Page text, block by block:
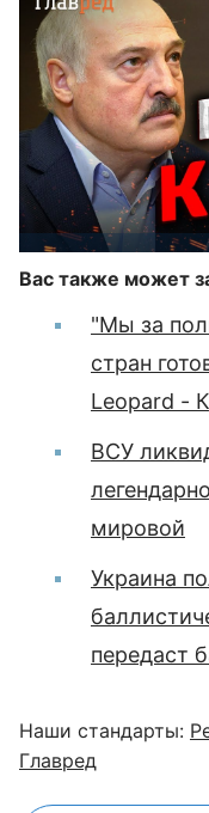
Вас также может
"Мы за
стран
Leopard -
ВСУ
мировой
Украина
передаст
Наши стандарты:
Главред